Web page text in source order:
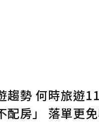
確認送
趨勢 何時旅遊
配房」 落單更